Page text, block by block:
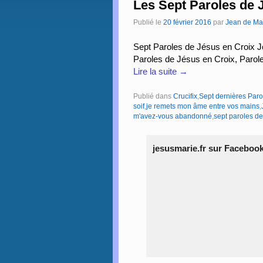
Les Sept Paroles de
Publié le 20 février 2016 par Jean de
Sept Paroles de Jésus en Croix
Paroles de Jésus en Croix,
Lire la suite →
Publié dans Crucifix Sept dernières
soif,je remets mon âme entre vos mains
m'avez-vous abandonné sept paroles
jesusmarie.fr sur